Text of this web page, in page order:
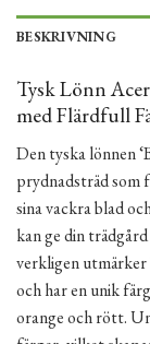
BESKRIVNING
Tysk Lönn
med Flärdfull
Den tyska lönnen
prydnadsträd som
sina vackra blad
kan ge din
verkligen
och har en unik
orange och rött.